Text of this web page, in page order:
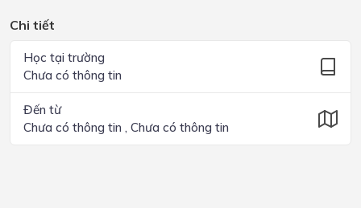
Chi tiết
Học tại trường
Chưa có thông tin
Đến từ
Chưa có thông tin , Chưa có thông tin